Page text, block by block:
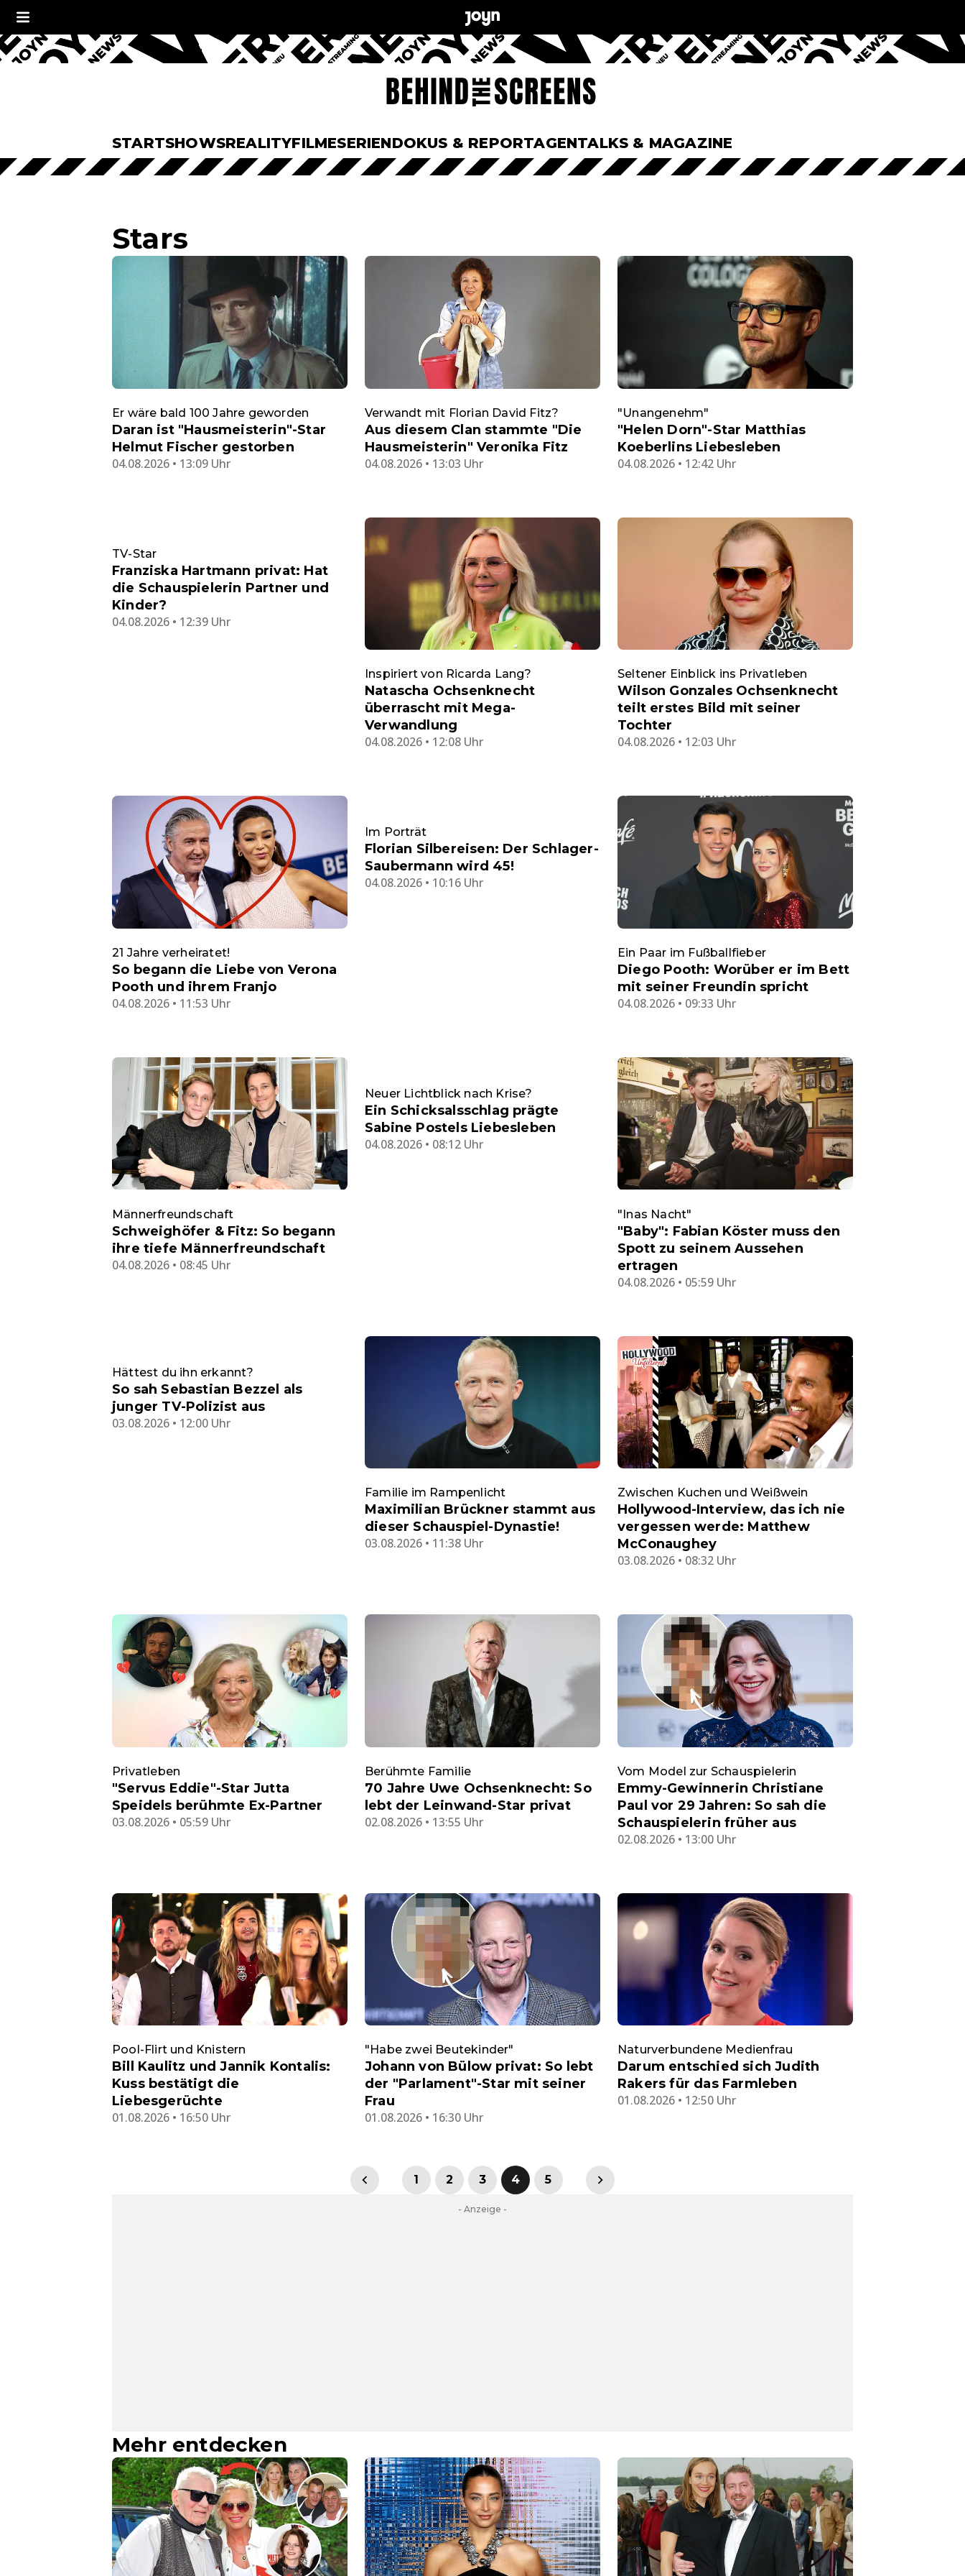
STARTSHOWSREALITYFILMESERIENDOKUS & REPORTAGENTALKS & MAGAZINE
Stars
Er wäre bald 100 Jahre geworden
Daran ist "Hausmeisterin"-Star
Helmut Fischer gestorben
04.08.2026 • 13:09 Uhr
Verwandt mit Florian David Fitz?
Aus diesem Clan stammte "Die
Hausmeisterin" Veronika Fitz
04.08.2026 • 13:03 Uhr
"Unangenehm"
"Helen Dorn"-Star Matthias
Koeberlins Liebesleben
04.08.2026 • 12:42 Uhr
TV-Star
Franziska Hartmann privat: Hat
die Schauspielerin Partner und
Kinder?
04.08.2026 • 12:39 Uhr
Inspiriert von Ricarda Lang?
Natascha Ochsenknecht
überrascht mit Mega-
Verwandlung
04.08.2026 • 12:08 Uhr
Seltener Einblick ins Privatleben
Wilson Gonzales Ochsenknecht
teilt erstes Bild mit seiner
Tochter
04.08.2026 • 12:03 Uhr
21 Jahre verheiratet!
So begann die Liebe von Verona
Pooth und ihrem Franjo
04.08.2026 • 11:53 Uhr
Im Porträt
Florian Silbereisen: Der Schlager-
Saubermann wird 45!
04.08.2026 • 10:16 Uhr
Ein Paar im Fußballfieber
Diego Pooth: Worüber er im Bett
mit seiner Freundin spricht
04.08.2026 • 09:33 Uhr
Männerfreundschaft
Schweighöfer & Fitz: So begann
ihre tiefe Männerfreundschaft
04.08.2026 • 08:45 Uhr
Neuer Lichtblick nach Krise?
Ein Schicksalsschlag prägte
Sabine Postels Liebesleben
04.08.2026 • 08:12 Uhr
"Inas Nacht"
"Baby": Fabian Köster muss den
Spott zu seinem Aussehen
ertragen
04.08.2026 • 05:59 Uhr
Hättest du ihn erkannt?
So sah Sebastian Bezzel als
junger TV-Polizist aus
03.08.2026 • 12:00 Uhr
Familie im Rampenlicht
Maximilian Brückner stammt aus
dieser Schauspiel-Dynastie!
03.08.2026 • 11:38 Uhr
Zwischen Kuchen und Weißwein
Hollywood-Interview, das ich nie
vergessen werde: Matthew
McConaughey
03.08.2026 • 08:32 Uhr
Privatleben
"Servus Eddie"-Star Jutta
Speidels berühmte Ex-Partner
03.08.2026 • 05:59 Uhr
Berühmte Familie
70 Jahre Uwe Ochsenknecht: So
lebt der Leinwand-Star privat
02.08.2026 • 13:55 Uhr
Vom Model zur Schauspielerin
Emmy-Gewinnerin Christiane
Paul vor 29 Jahren: So sah die
Schauspielerin früher aus
02.08.2026 • 13:00 Uhr
Pool-Flirt und Knistern
Bill Kaulitz und Jannik Kontalis:
Kuss bestätigt die
Liebesgerüchte
01.08.2026 • 16:50 Uhr
"Habe zwei Beutekinder"
Johann von Bülow privat: So lebt
der "Parlament"-Star mit seiner
Frau
01.08.2026 • 16:30 Uhr
Naturverbundene Medienfrau
Darum entschied sich Judith
Rakers für das Farmleben
01.08.2026 • 12:50 Uhr
1 2 3 4 5
- Anzeige -
Mehr entdecken